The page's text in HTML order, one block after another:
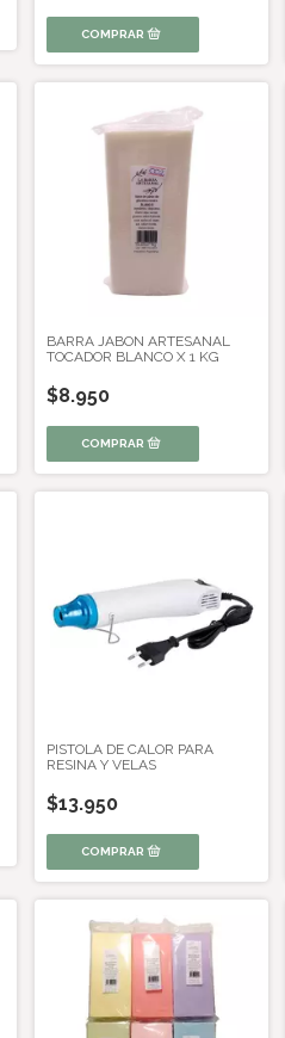
BARRA JABON ARTESANAL
TOCADOR BLANCO X 1 KG
$8.950
PISTOLA DE CALOR PARA
RESINA Y VELAS
$13.950